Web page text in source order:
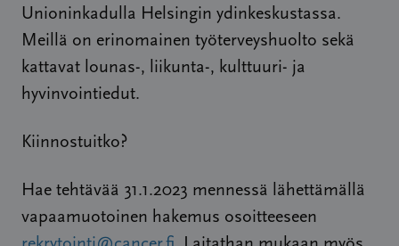
Unioninkadulla Helsingin ydinkeskustassa.
Meillä on erinomainen työterveyshuolto sekä
kattavat lounas-, liikunta-, kulttuuri- ja
hyvinvointiedut.
Kiinnostuitko?
Hae tehtävää 31.1.2023 mennessä lähettämällä
vapaamuotoinen hakemus osoitteeseen